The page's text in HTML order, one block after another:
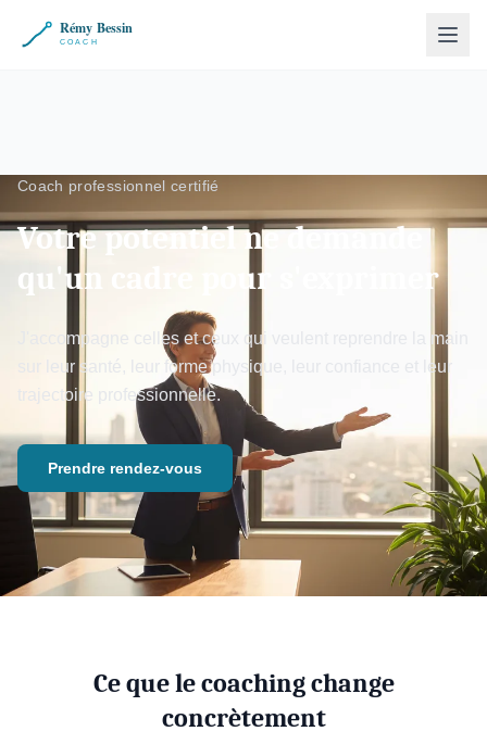
Coach professionnel certifié
Votre potentiel ne demande
qu'un cadre pour s'exprimer
J'accompagne celles et ceux qui veulent reprendre la main
sur leur santé, leur forme physique, leur confiance et leur
trajectoire professionnelle.
Prendre rendez-vous
Ce que le coaching change
concrètement